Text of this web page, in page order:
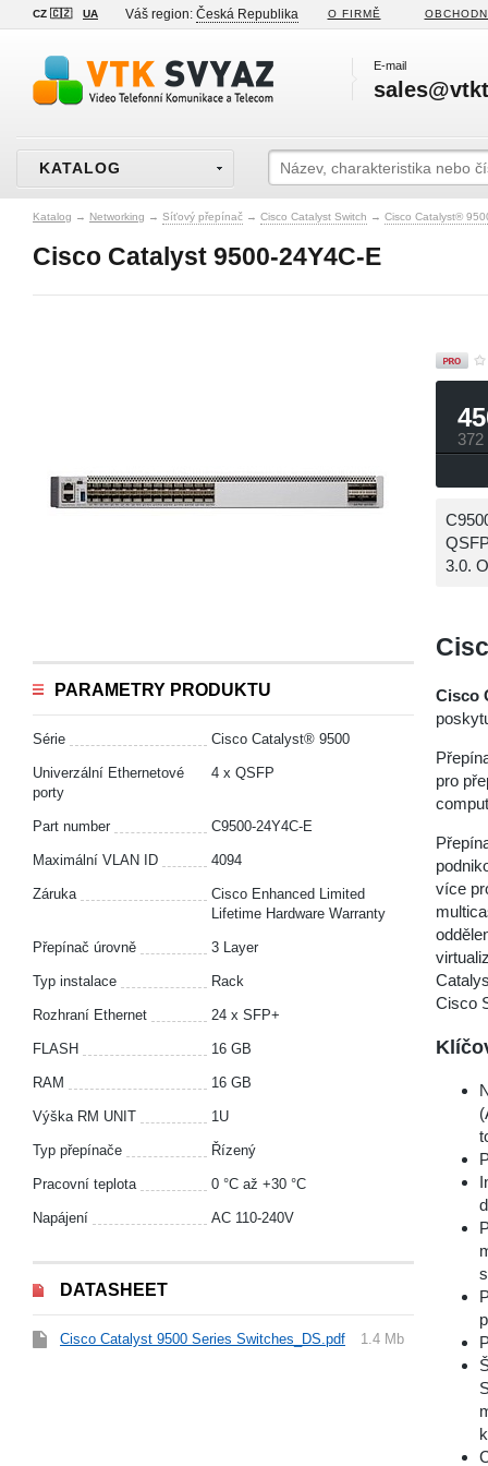
CZ 🇨🇿 UA Váš region: Česká Republika O FIRMĚ
E-mail
KATALOG
Katalog → Networking → Síťový přepínač → Cisco Catalyst Switch → Cisco Catalyst®
Cisco Catalyst 9500-24Y4C-E
PARAMETRY PRODUKTU
Série Cisco Catalyst® 9500
Univerzální Ethernetové
porty
4 x QSFP
Part number C9500-24Y4C-E
Maximální VLAN ID 4094
Záruka
Cisco Enhanced Limited
Lifetime Hardware Warranty
Přepínač úrovně 3 Layer
Typ instalace Rack
Rozhraní Ethernet 24 x SFP+
FLASH 16 GB
RAM 16 GB
Výška RM UNIT 1U
Typ přepínače Řízený
Pracovní teplota 0 °С až +30 °С
Napájení AC 110-240V
DATASHEET
Cisco Catalyst 9500 Series Switches_DS.pdf 1.4 Mb
3.0.
Cisco
pro
více
Cisco